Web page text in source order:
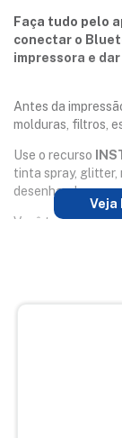
Faça tudo pelo
conectar o
impressora e
Antes da
molduras, filtros,
Use o recurso
tinta spray, glitter,
desenhando no ar.
Você também
A impressora
compatibilidade e
Veja